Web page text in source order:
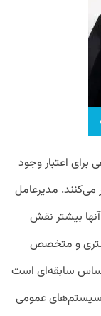
اعتبار وجود
می‌کنند. مدیرعامل
آنها بیشتر نقش
و متخصص
اساس سابقه‌ای است
سیستم‌های عمومی